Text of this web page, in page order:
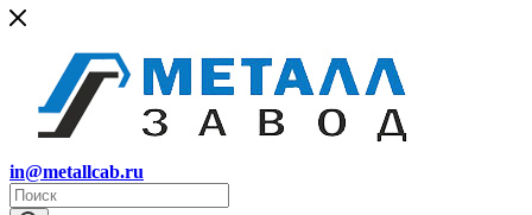
in@metallcab.ru